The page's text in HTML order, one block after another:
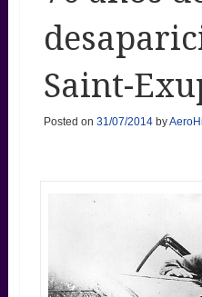
Saint-
Posted on 31/07/2014by